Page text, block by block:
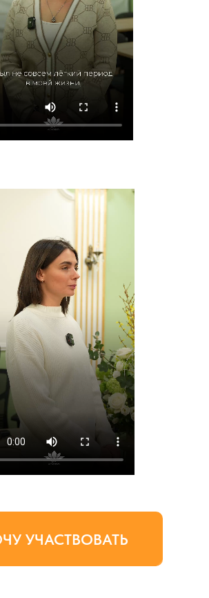
УЧАСТВОВАТЬ